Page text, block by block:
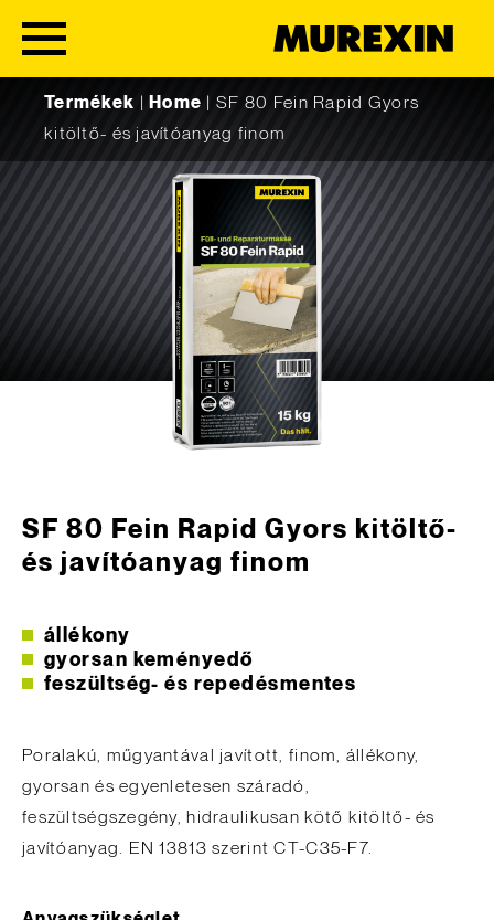
Termékek
Home |SF 80 Fein Rapid Gyors
kitöltő- és javítóanyag finom
SF 80 Fein Rapid Gyors kitöltő-
és javítóanyag finom
állékony
gyorsan keményedő
feszültség- és repedésmentes
Poralakú, műgyantával javított, finom, állékony,
gyorsan és egyenletesen száradó,
feszültségszegény, hidraulikusan kötő kitöltő- és
javítóanyag. EN 13813 szerint CT-C35-F7.